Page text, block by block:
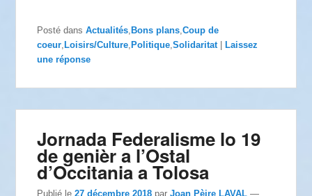
Posté dans Actualités, Bons plans,Coup de
coeur, Loisirs/Culture, Politique,Solidaritat
Laissez
une réponse
Jornada Federalisme lo 19
de genièr a l’Ostal
d’Occitania a Tolosa
Publié le27 décembre 2018 parJoan Pèire LAVAL —